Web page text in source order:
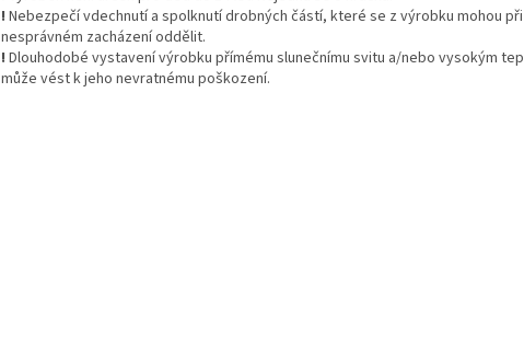
! Nebezpečí vdechnutí a spolknutí drobných částí, které se z výrobku mohou při
nesprávném zacházení oddělit.
! Dlouhodobé vystavení výrobku přímému slunečnímu svitu a/nebo vysokým
může vést k jeho nevratnému poškození.